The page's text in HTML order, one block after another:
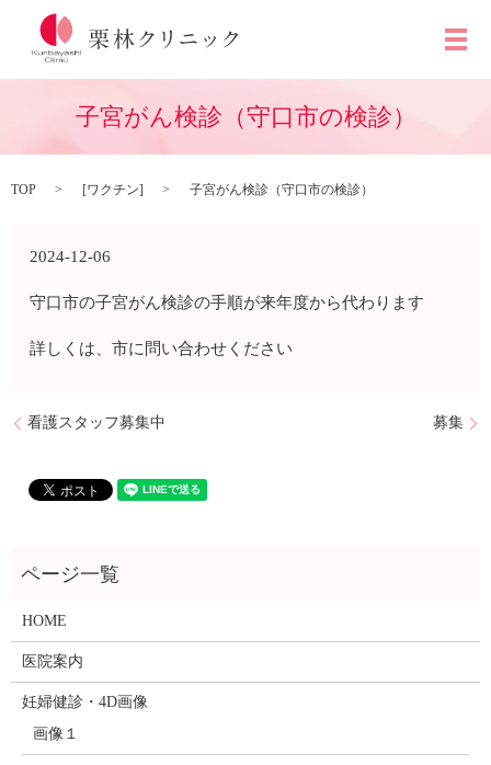
メ
子宮がん検診（守口市の検診）
TOP [ワクチン] 子宮がん検診（守口市の検診）
2024-12-06
守口市の子宮がん検診の手順が来年度から代わります
詳しくは、市に問い合わせください
看護スタッフ募集中 募集
HOME
医院案内
妊婦健診・4D画像
画像１